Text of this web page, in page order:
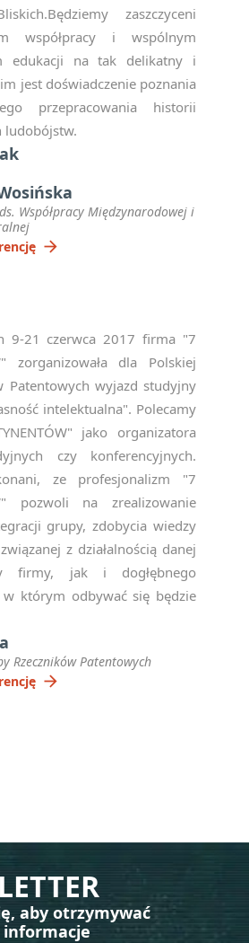
zaszczyceni
współpracy i wspólnym
edukacji na tak delikatny i
jest doświadczenie poznania
przepracowania historii
ludobójstw.
Współpracy Międzynarodowej i
arrow_forward
9-21 czerwca 2017 firma "7
zorganizowała dla Polskiej
Patentowych wyjazd studyjny
intelektualna". Polecamy
jako organizatora
czy konferencyjnych.
ze profesjonalizm "7
pozwoli na zrealizowanie
grupy, zdobycia wiedzy
z działalnością danej
firmy, jak i dogłębnego
którym odbywać się będzie
Rzeczników Patentowych
arrow_forward
aby otrzymywać
informacje